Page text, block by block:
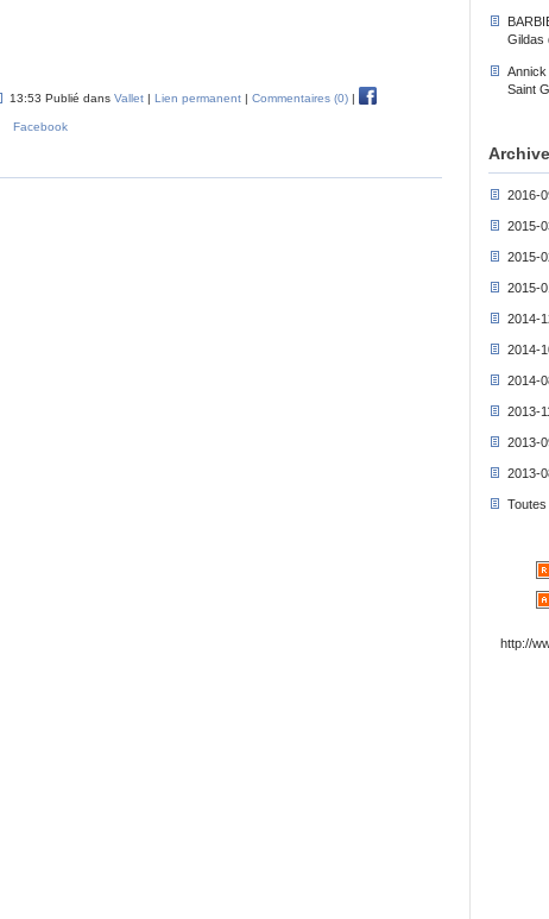
Gildas
Annick
Saint
2016-
2015-
2015-
2015-
2014-
2014-
2014-
2013-
2013-
2013-
http://
13:53 Publié dans Vallet| Lien permanent| Commentaires (0)|
Facebook